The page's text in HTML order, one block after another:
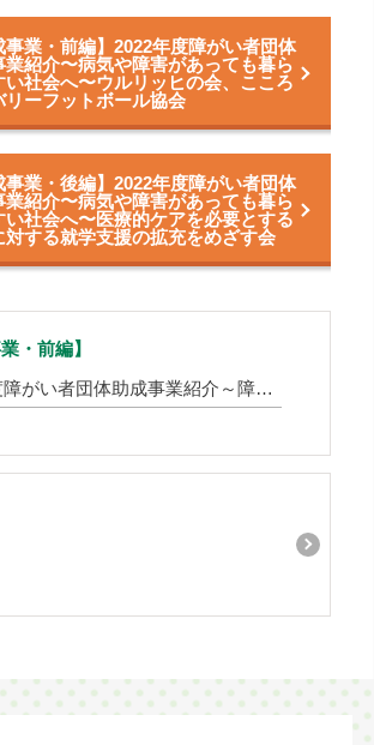
事業・前編】2022年度障がい者団体
業紹介〜病気や障害があっても暮ら
い社会へ〜ウルリッヒの会、こころ
リーフットボール協会
事業・後編】2022年度障がい者団体
業紹介〜病気や障害があっても暮ら
い社会へ〜医療的ケアを必要とする
対する就学支援の拡充をめざす会
・前編】
2023年度障がい者団体助成事業紹介～障害があっても…